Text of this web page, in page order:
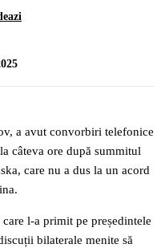
a avut convorbiri telefonice
câteva ore după summitul
care nu a dus la un acord
l-a primit pe președintele
bilaterale menite să